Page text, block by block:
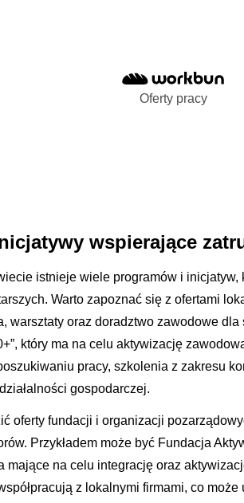
Oferty pracy
wspierające
istnieje wiele programów i inicjatyw,
Warto zapoznać się z ofertami
warsztaty oraz doradztwo zawodowe dla
który ma na celu aktywizację
pracy, szkolenia z zakresu
gospodarczej.
oferty fundacji i organizacji
Przykładem może być Fundacja
mające na celu integrację oraz
z lokalnymi firmami, co